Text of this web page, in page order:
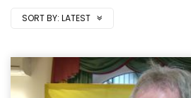
SORT BY: LATEST